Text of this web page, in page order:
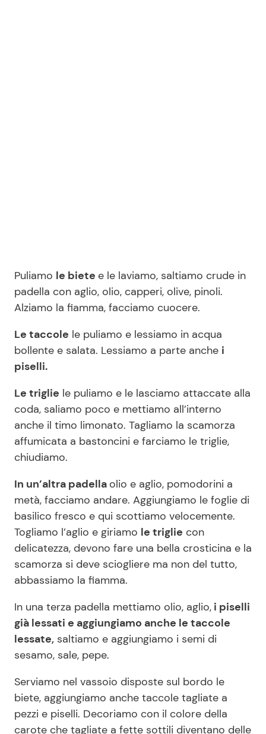
Puliamo le biete e le laviamo, saltiamo crude in
padella con aglio, olio, capperi, olive, pinoli.
Alziamo la fiamma, facciamo cuocere.
Le taccole le puliamo e lessiamo in acqua
bollente e salata. Lessiamo a parte anche i
piselli.
Le triglie le puliamo e le lasciamo attaccate alla
coda, saliamo poco e mettiamo all’interno
anche il timo limonato. Tagliamo la scamorza
affumicata a bastoncini e farciamo le triglie,
chiudiamo.
In un’altra padella olio e aglio, pomodorini a
metà, facciamo andare. Aggiungiamo le foglie di
basilico fresco e qui scottiamo velocemente.
Togliamo l’aglio e giriamo le triglie con
delicatezza, devono fare una bella crosticina e la
scamorza si deve sciogliere ma non del tutto,
abbassiamo la fiamma.
In una terza padella mettiamo olio, aglio, i piselli
già lessati e aggiungiamo anche le taccole
lessate, saltiamo e aggiungiamo i semi di
sesamo, sale, pepe.
Serviamo nel vassoio disposte sul bordo le
biete, aggiungiamo anche taccole tagliate a
pezzi e piselli. Decoriamo con il colore della
carote che tagliate a fette sottili diventano delle